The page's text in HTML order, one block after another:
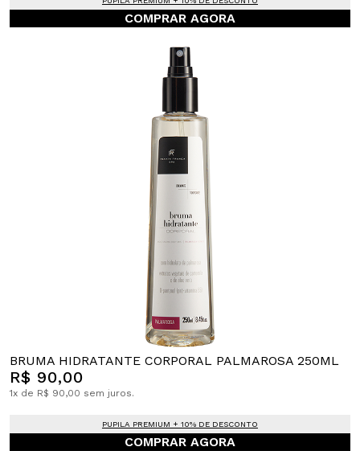
COMPRAR AGORA
BRUMA HIDRATANTE CORPORAL PALMAROSA 250ML
R$ 90,00
1x de R$ 90,00 sem juros.
PUPILA PREMIUM + 10% DE DESCONTO
COMPRAR AGORA